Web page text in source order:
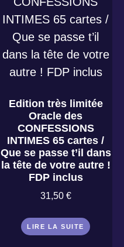
Edition très limitée
Oracle des
CONFESSIONS
INTIMES 65 cartes /
Que se passe t’il dans
la tête de votre autre !
FDP inclus
31,50 €
LIRE LA SUITE